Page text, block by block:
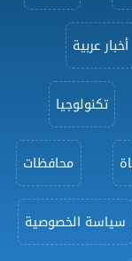
أخبار عربية
تكنولوجيا
محافظات
سياسة الخصوصية